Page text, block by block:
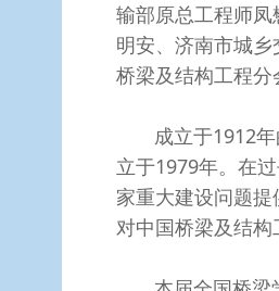
输部原总工程师
明安、济南市城
桥梁及结构工程
成立于1912年
立于1979年。在
家重大建设问题
对中国桥梁及结